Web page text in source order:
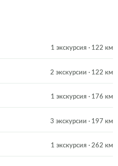
1 экскурсия · 122 км
2 экскурсии · 122 км
1 экскурсия · 176 км
3 экскурсии · 197 км
1 экскурсия · 262 км